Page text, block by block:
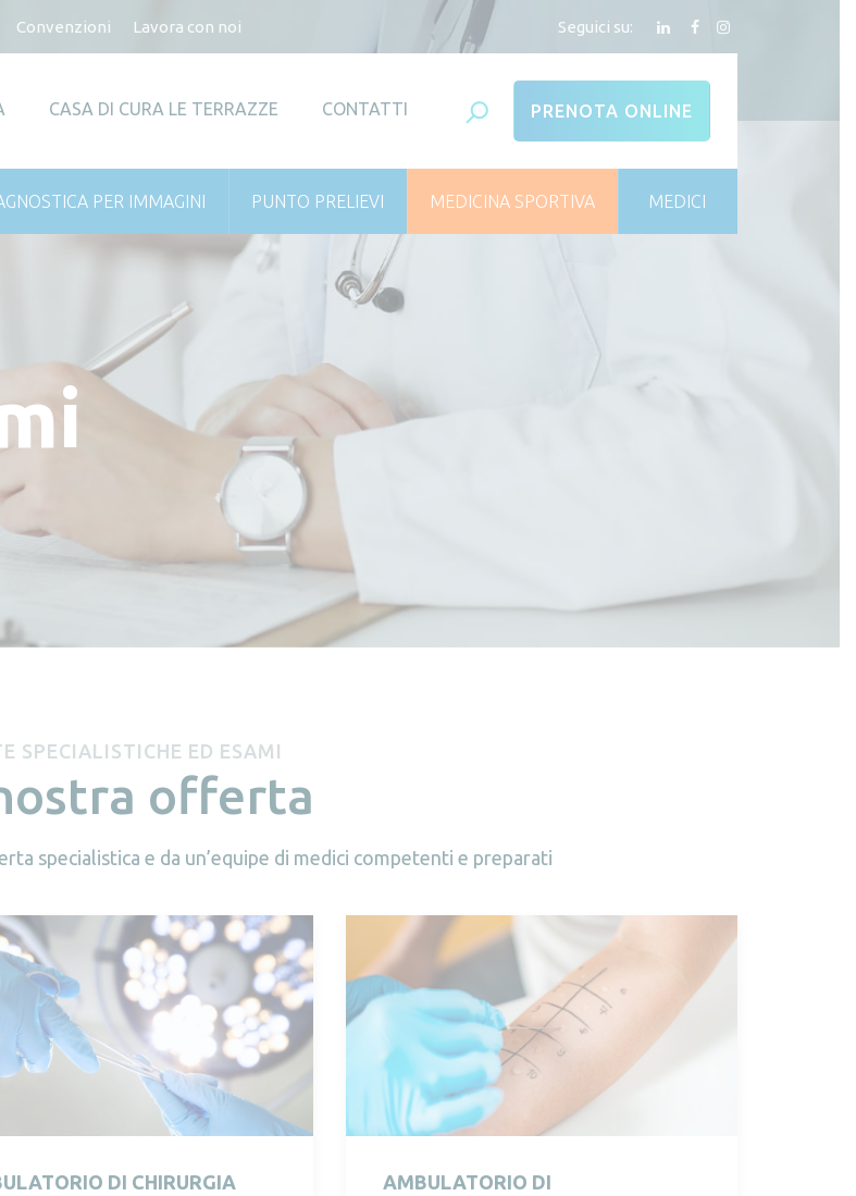
Convenzioni Lavora con noi Seguici su:
CASA DI CURA LE TERRAZZE CONTATTI PRENOTA ONLINE
PER IMMAGINI PUNTO PRELIEVI MEDICINA SPORTIVA MEDICI
SPECIALISTICHE ED ESAMI
offerta
specialistica e da un’equipe di medici competenti e preparati
DI CHIRURGIA
AMBULATORIO DI